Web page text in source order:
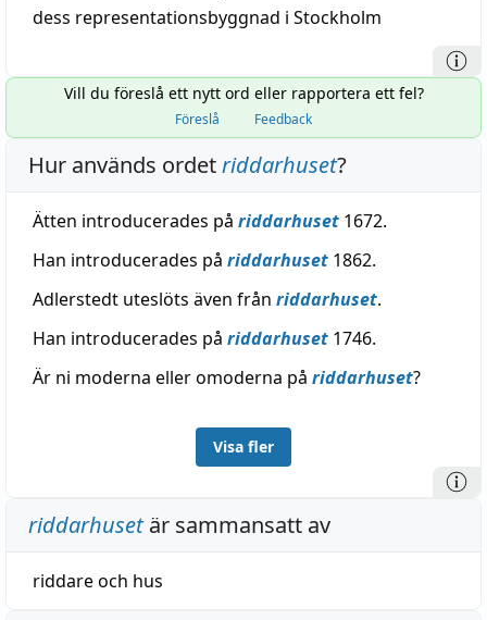
dess representationsbyggnad i Stockholm
Vill du föreslå ett nytt ord eller rapportera ett fel?
Föreslå Feedback
Hur används ordetriddarhuset?
Ätten introducerades på riddarhuset 1672.
Han introducerades på riddarhuset 1862.
Adlerstedt uteslöts även från riddarhuset.
Han introducerades på riddarhuset 1746.
Är ni moderna eller omoderna på riddarhuset?
Visa fler
riddarhusetär sammansatt av
riddareoch hus